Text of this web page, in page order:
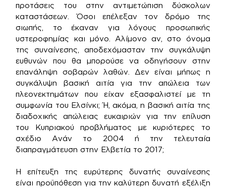
προτάσεις του στην αντιμετώπιση δύσκολων
καταστάσεων. Όσοι επέλεξαν τον δρόμο της
σιωπής, το έκαναν για λόγους προσωπικής
υστεροφημίας και μόνο. Αλίμονο αν, στο όνομα
της συναίνεσης, αποδεχόμασταν την συγκάλυψη
ευθυνών που θα μπορούσε να οδηγήσουν στην
επανάληψη σοβαρών λαθών. Δεν είναι μήπως η
συγκάλυψη βασική αιτία για την απώλεια των
πλεονεκτημάτων που είχαν εξασφαλιστεί με τη
συμφωνία του Ελσίνκι; Ή, ακόμα, η βασική αιτία της
διαδοχικής απώλειας ευκαιριών για την επίλυση
του Κυπριακού προβλήματος με κυριότερες το
σχέδιο Ανάν το 2004 ή την τελευταία
διαπραγμάτευση στην Ελβετία το 2017;
Η επίτευξη της ευρύτερης δυνατής συναίνεσης
είναι προϋπόθεση για την καλύτερη δυνατή εξέλιξη